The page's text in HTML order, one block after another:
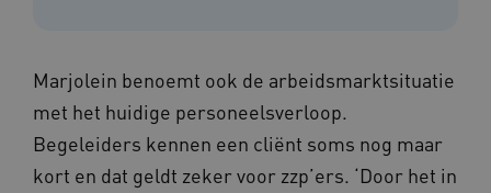
Marjolein benoemt ook de arbeidsmarktsituatie
met het huidige personeelsverloop.
Begeleiders kennen een cliënt soms nog maar
kort en dat geldt zeker voor zzp’ers. ‘Door het in
Naam Provider/Domein
_ga
Google LLC
.kennispleingehandicaptensector.nl
Naam Provider/Domein
FPID
Google
.kennispleingehandicaptensector.nl